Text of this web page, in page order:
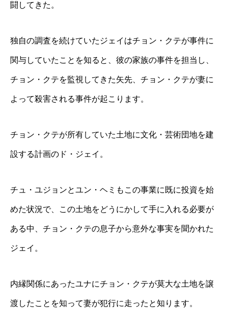
闘してきた。
独自の調査を続けていたジェイはチョン・クテが事件に
関与していたことを知ると、彼の家族の事件を担当し、
チョン・クテを監視してきた矢先、チョン・クテが妻に
よって殺害される事件が起こります。
チョン・クテが所有していた土地に文化・芸術団地を建
設する計画のド・ジェイ。
チュ・ユジョンとユン・ヘミもこの事業に既に投資を始
めた状況で、この土地をどうにかして手に入れる必要が
ある中、チョン・クテの息子から意外な事実を聞かれた
ジェイ。
内縁関係にあったユナにチョン・クテが莫大な土地を譲
渡したことを知って妻が犯行に走ったと知ります。